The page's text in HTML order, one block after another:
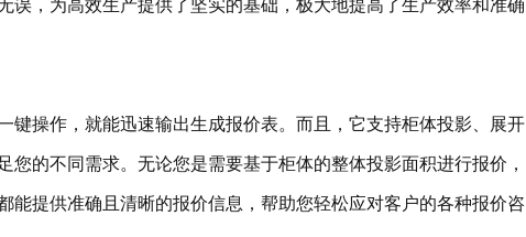
误，为高效生产提供了坚实的基础，极大地提高了生产效率和准确
操作，就能迅速输出生成报价表。而且，它支持柜体投影、展开
您的不同需求。无论您是需要基于柜体的整体投影面积进行报价，
能提供准确且清晰的报价信息，帮助您轻松应对客户的各种报价咨